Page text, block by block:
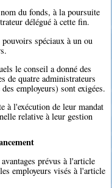
du fonds, à la poursuite
délégué à cette fin.
spéciaux à un ou
le conseil a donné des
de quatre administrateurs
employeurs) sont exigées.
à l'exécution de leur mandat
relative à leur gestion
prévus à l'article
employeurs visés à l'article